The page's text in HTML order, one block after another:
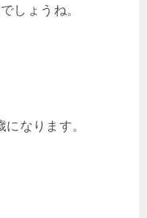
しょうね。
なります。